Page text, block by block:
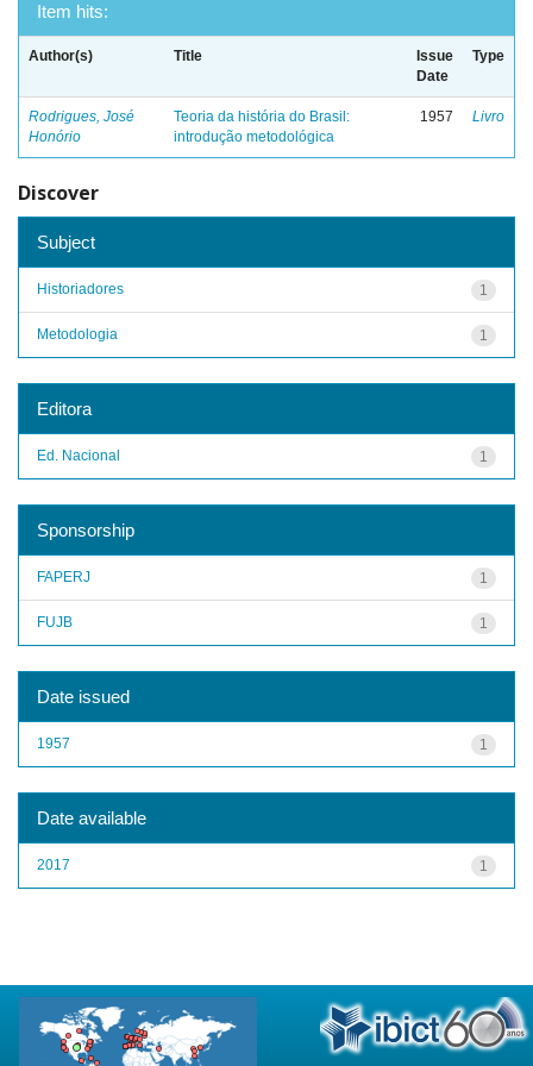
Item hits:
Author(s) Title
Issue
Date
Type
Rodrigues, José
Honório
Teoria da história do Brasil:
introdução metodológica
1957 Livro
Discover
Subject
1
Historiadores
1
Metodologia
Editora
1
Ed. Nacional
Sponsorship
1
FAPERJ
1
FUJB
Date issued
1
1957
Date available
1
2017